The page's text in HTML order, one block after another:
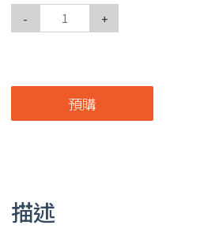
- +
預購
描述